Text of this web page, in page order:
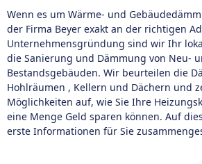
Wenn es um Wärme- und
der Firma Beyer exakt an der richtigen
Unternehmensgründung sind wir Ihr
die Sanierung und Dämmung von Neu-
Bestandsgebäuden. Wir beurteilen die
Hohlräumen , Kellern und Dächern und
Möglichkeiten auf, wie Sie Ihre
eine Menge Geld sparen können. Auf
erste Informationen für Sie